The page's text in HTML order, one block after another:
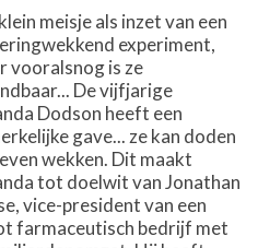
meisje als inzet van een
experiment,
vooralsnog is ze
De vijfjarige
Dodson heeft een
gave... ze kan doden
wekken. Dit maakt
tot doelwit van Jonathan
vice-president van een
farmaceutisch bedrijf met